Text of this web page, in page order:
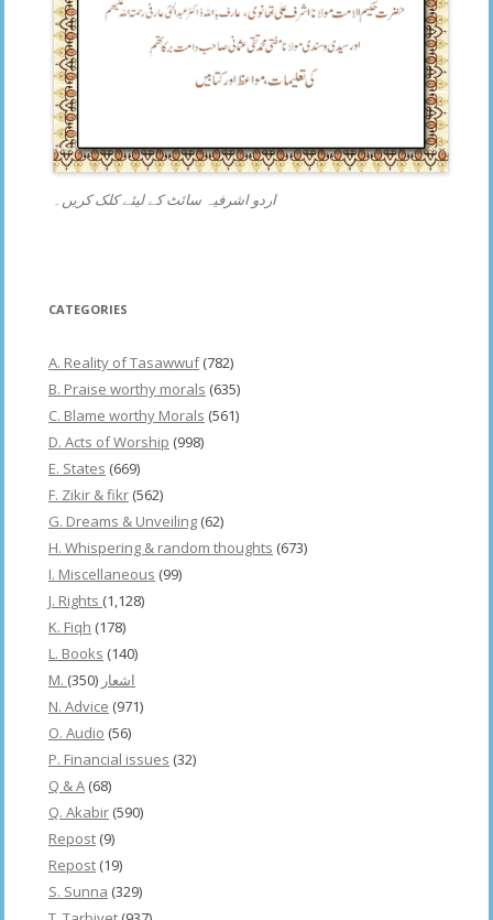
اردو اشرفیہ سائٹ کے لیئے کلک کریں۔
CATEGORIES
A. Reality of Tasawwuf(782)
B. Praise worthy morals (635)
C. Blame worthy Morals (561)
D. Acts of Worship (998)
E. States (669)
F. Zikir & fikr (562)
G. Dreams & Unveiling (62)
H. Whispering & random thoughts (673)
I. Miscellaneous (99)
J. Rights (1,128)
K. Fiqh (178)
L. Books (140)
M. اشعار (350)
N. Advice (971)
O. Audio (56)
P. Financial issues (32)
Q & A (68)
Q. Akabir (590)
Repost (9)
Repost (19)
S. Sunna (329)